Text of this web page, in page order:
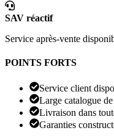
SAV réactif
Service après-vente
POINTS FORTS
Service client
Large catalogue
Livraison dans
Garanties